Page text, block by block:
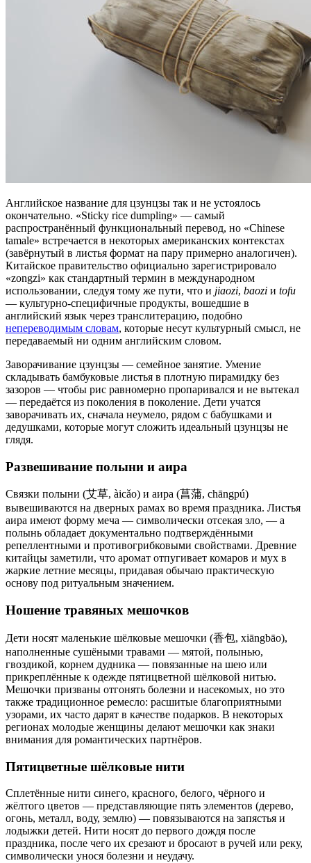
Английское название для цзунцзы так и не устоялось
окончательно. «Sticky rice dumpling» — самый
распространённый функциональный перевод, но «Chinese
tamale» встречается в некоторых американских контекстах
(завёрнутый в листья формат на пару примерно аналогичен).
Китайское правительство официально зарегистрировало
«zongzi» как стандартный термин в международном
использовании, следуя тому же пути, что и jiaozi, baozi и tofu
— культурно-специфичные продукты, вошедшие в
английский язык через транслитерацию, подобно
непереводимым словам, которые несут культурный смысл, не
передаваемый ни одним английским словом.
Заворачивание цзунцзы — семейное занятие. Умение
складывать бамбуковые листья в плотную пирамидку без
зазоров — чтобы рис равномерно пропаривался и не вытекал
— передаётся из поколения в поколение. Дети учатся
заворачивать их, сначала неумело, рядом с бабушками и
дедушками, которые могут сложить идеальный цзунцзы не
глядя.
Развешивание полыни и аира
Связки полыни (艾草, àicǎo) и аира (菖蒲, chāngpú)
вывешиваются на дверных рамах во время праздника. Листья
аира имеют форму меча — символически отсекая зло, — а
полынь обладает документально подтверждёнными
репеллентными и противогрибковыми свойствами. Древние
китайцы заметили, что аромат отпугивает комаров и мух в
жаркие летние месяцы, придавая обычаю практическую
основу под ритуальным значением.
Ношение травяных мешочков
Дети носят маленькие шёлковые мешочки (香包, xiāngbāo),
наполненные сушёными травами — мятой, полынью,
гвоздикой, корнем дудника — повязанные на шею или
прикреплённые к одежде пятицветной шёлковой нитью.
Мешочки призваны отгонять болезни и насекомых, но это
также традиционное ремесло: расшитые благоприятными
узорами, их часто дарят в качестве подарков. В некоторых
регионах молодые женщины делают мешочки как знаки
внимания для романтических партнёров.
Пятицветные шёлковые нити
Сплетённые нити синего, красного, белого, чёрного и
жёлтого цветов — представляющие пять элементов (дерево,
огонь, металл, воду, землю) — повязываются на запястья и
лодыжки детей. Нити носят до первого дождя после
праздника, после чего их срезают и бросают в ручей или реку,
символически унося болезни и неудачу.